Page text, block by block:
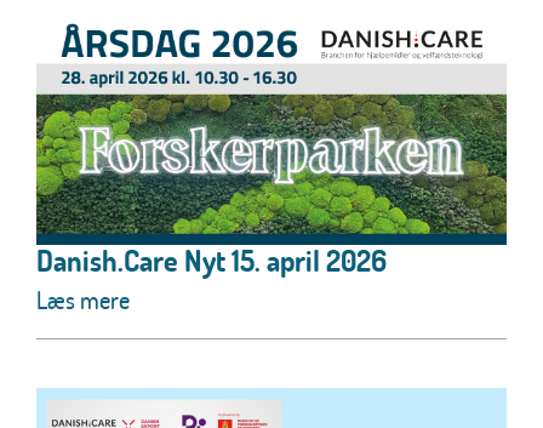
Danish.Care Nyt 15. april 2026
Læs mere